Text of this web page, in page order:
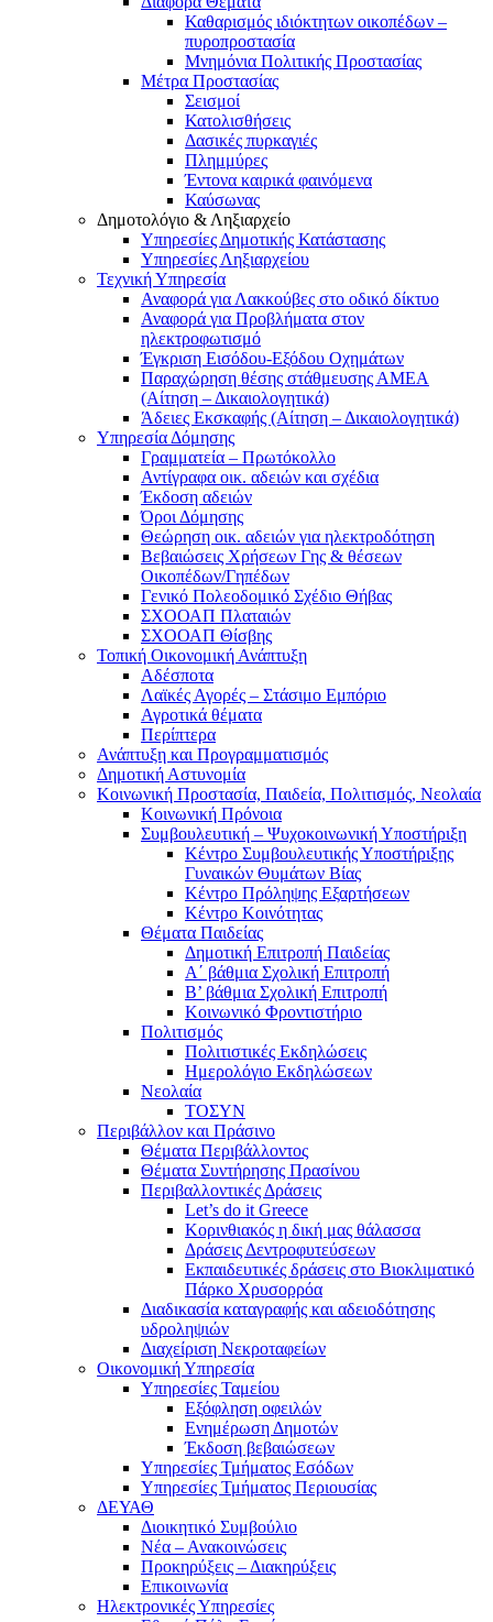
Καθαρισμός ιδιόκτητων οικοπέδων –
πυροπροστασία
Μνημόνια Πολιτικής Προστασίας
Μέτρα Προστασίας
Σεισμοί
Κατολισθήσεις
Δασικές πυρκαγιές
Πλημμύρες
Έντονα καιρικά φαινόμενα
Καύσωνας
Δημοτολόγιο & Ληξιαρχείο
Υπηρεσίες Δημοτικής Κατάστασης
Υπηρεσίες Ληξιαρχείου
Τεχνική Υπηρεσία
Αναφορά για Λακκούβες στο οδικό δίκτυο
Αναφορά για Προβλήματα στον
ηλεκτροφωτισμό
Έγκριση Εισόδου-Εξόδου Οχημάτων
Παραχώρηση θέσης στάθμευσης ΑΜΕΑ
(Αίτηση – Δικαιολογητικά)
Άδειες Εκσκαφής (Αίτηση – Δικαιολογητικά)
Υπηρεσία Δόμησης
Γραμματεία – Πρωτόκολλο
Αντίγραφα οικ. αδειών και σχέδια
Έκδοση αδειών
Όροι Δόμησης
Θεώρηση οικ. αδειών για ηλεκτροδότηση
Βεβαιώσεις Χρήσεων Γης & θέσεων
Οικοπέδων/Γηπέδων
Γενικό Πολεοδομικό Σχέδιο Θήβας
ΣΧΟΟΑΠ Πλαταιών
ΣΧΟΟΑΠ Θίσβης
Τοπική Οικονομική Ανάπτυξη
Αδέσποτα
Λαϊκές Αγορές – Στάσιμο Εμπόριο
Αγροτικά θέματα
Περίπτερα
Ανάπτυξη και Προγραμματισμός
Δημοτική Αστυνομία
Κοινωνική Προστασία, Παιδεία, Πολιτισμός, Νεολαία
Κοινωνική Πρόνοια
Συμβουλευτική – Ψυχοκοινωνική Υποστήριξη
Κέντρο Συμβουλευτικής Υποστήριξης
Γυναικών Θυμάτων Βίας
Κέντρο Πρόληψης Εξαρτήσεων
Κέντρο Κοινότητας
Θέματα Παιδείας
Δημοτική Επιτροπή Παιδείας
Α΄ βάθμια Σχολική Επιτροπή
B’ βάθμια Σχολική Επιτροπή
Κοινωνικό Φροντιστήριο
Πολιτισμός
Πολιτιστικές Εκδηλώσεις
Ημερολόγιο Εκδηλώσεων
Νεολαία
ΤΟΣΥΝ
Περιβάλλον και Πράσινο
Θέματα Περιβάλλοντος
Θέματα Συντήρησης Πρασίνου
Περιβαλλοντικές Δράσεις
Let’s do it Greece
Kορινθιακός η δική μας θάλασσα
Δράσεις Δεντροφυτεύσεων
Εκπαιδευτικές δράσεις στο Βιοκλιματικό
Πάρκο Χρυσορρόα
Διαδικασία καταγραφής και αδειοδότησης
υδροληψιών
Διαχείριση Νεκροταφείων
Οικονομική Υπηρεσία
Υπηρεσίες Ταμείου
Εξόφληση οφειλών
Ενημέρωση Δημοτών
Έκδοση βεβαιώσεων
Υπηρεσίες Τμήματος Εσόδων
Υπηρεσίες Τμήματος Περιουσίας
ΔΕΥΑΘ
Διοικητικό Συμβούλιο
Νέα – Ανακοινώσεις
Προκηρύξεις – Διακηρύξεις
Επικοινωνία
Ηλεκτρονικές Υπηρεσίες